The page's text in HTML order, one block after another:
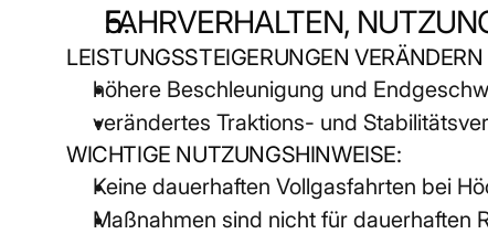
FAHRVERHALTEN,
LEISTUNGSSTEIGERUNGEN
höhere Beschleunigung und
verändertes Traktions- und
WICHTIGE NUTZUNGSHINWEISE:
Keine dauerhaften Vollgasfahrten bei
Maßnahmen sind nicht für dauerhaften